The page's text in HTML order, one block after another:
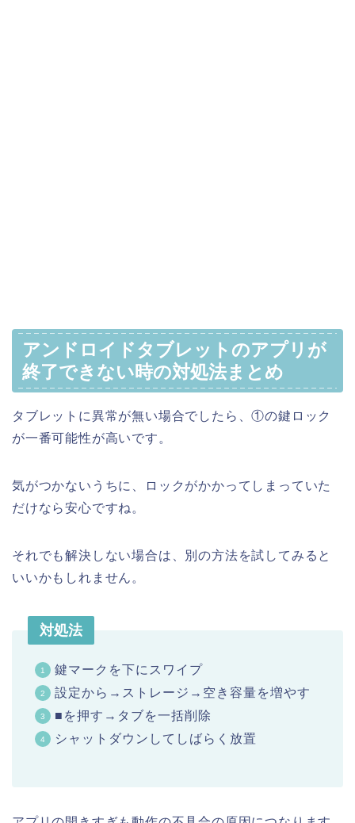
アンドロイドタブレットのアプリが
終了できない時の対処法まとめ
タブレットに異常が無い場合でしたら、①の鍵ロック
が一番可能性が高いです。
気がつかないうちに、ロックがかかってしまっていた
だけなら安心ですね。
それでも解決しない場合は、別の方法を試してみると
いいかもしれません。
対処法
鍵マークを下にスワイプ
設定から→ストレージ→空き容量を増やす
■を押す→タブを一括削除
シャットダウンしてしばらく放置